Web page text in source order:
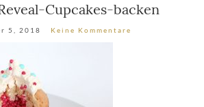
Cupcakes-backen
5, 2018 Keine Kommentare